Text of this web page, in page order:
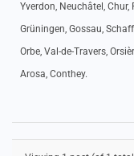
Yverdon, Neuchâtel, Chur,
Grüningen, Gossau,
Orbe, Val-de-Travers,
Arosa, Conthey.